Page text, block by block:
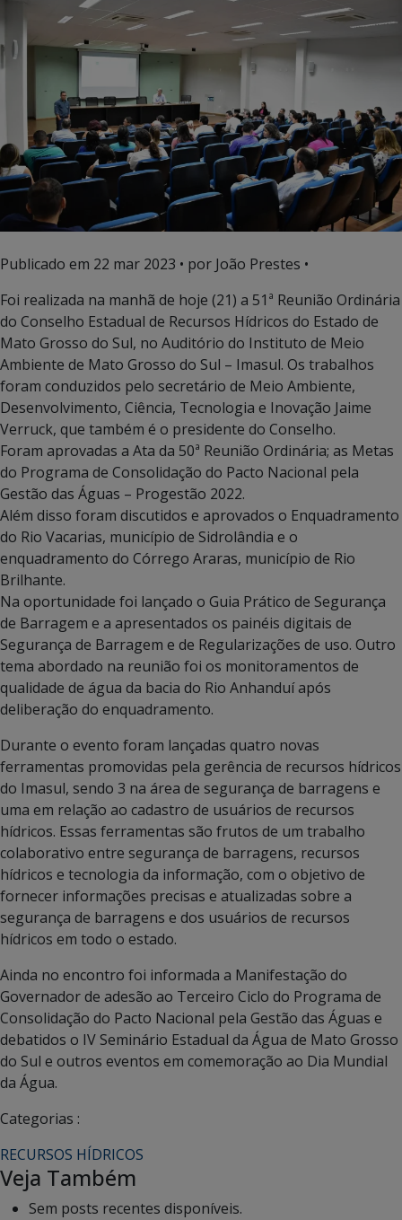
Publicado em 22 mar 2023 • por João Prestes •
Foi realizada na manhã de hoje (21) a 51ª Reunião Ordinária
do Conselho Estadual de Recursos Hídricos do Estado de
Mato Grosso do Sul, no Auditório do Instituto de Meio
Ambiente de Mato Grosso do Sul – Imasul. Os trabalhos
foram conduzidos pelo secretário de Meio Ambiente,
Desenvolvimento, Ciência, Tecnologia e Inovação Jaime
Verruck, que também é o presidente do Conselho.
Foram aprovadas a Ata da 50ª Reunião Ordinária; as Metas
do Programa de Consolidação do Pacto Nacional pela
Gestão das Águas – Progestão 2022.
Além disso foram discutidos e aprovados o Enquadramento
do Rio Vacarias, município de Sidrolândia e o
enquadramento do Córrego Araras, município de Rio
Brilhante.
Na oportunidade foi lançado o Guia Prático de Segurança
de Barragem e a apresentados os painéis digitais de
Segurança de Barragem e de Regularizações de uso. Outro
tema abordado na reunião foi os monitoramentos de
qualidade de água da bacia do Rio Anhanduí após
deliberação do enquadramento.
Durante o evento foram lançadas quatro novas
ferramentas promovidas pela gerência de recursos hídricos
do Imasul, sendo 3 na área de segurança de barragens e
uma em relação ao cadastro de usuários de recursos
hídricos. Essas ferramentas são frutos de um trabalho
colaborativo entre segurança de barragens, recursos
hídricos e tecnologia da informação, com o objetivo de
fornecer informações precisas e atualizadas sobre a
segurança de barragens e dos usuários de recursos
hídricos em todo o estado.
Ainda no encontro foi informada a Manifestação do
Governador de adesão ao Terceiro Ciclo do Programa de
Consolidação do Pacto Nacional pela Gestão das Águas e
debatidos o IV Seminário Estadual da Água de Mato Grosso
do Sul e outros eventos em comemoração ao Dia Mundial
da Água.
Categorias :
RECURSOS HÍDRICOS
Veja Também
Sem posts recentes disponíveis.